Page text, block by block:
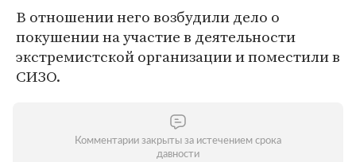
В отношении него возбудили дело о
покушении на участие в деятельности
экстремистской организации и поместили в
СИЗО.
Комментарии закрыты за истечением срока
давности